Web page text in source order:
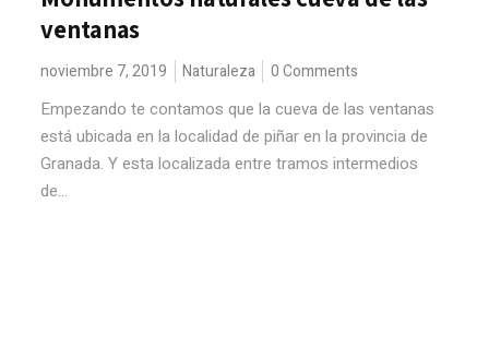
ventanas
noviembre 7, 2019 Naturaleza 0 Comments
Empezando te contamos que la cueva de las ventanas
está ubicada en la localidad de piñar en la provincia de
Granada. Y esta localizada entre tramos intermedios
de...